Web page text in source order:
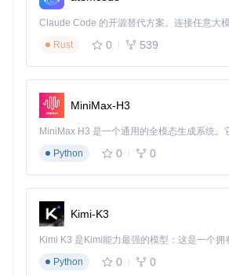
都能为你提供宝贵的资源和工具，帮助你
探索和创新。快来加入我们，开启你的电
awesome-electronics
项目地址：
electronics
Rust
0 539
MiniMax-H3
Python
0 0
Kimi-K3
Python
0 0